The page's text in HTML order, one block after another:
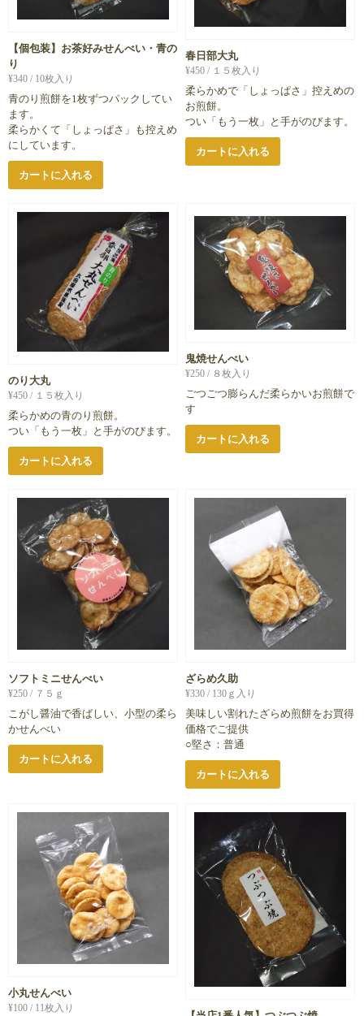
【個包装】お茶好みせんべい・青の
り
¥340 / 10枚入り
青のり煎餅を1枚ずつパックしてい
ます。
柔らかくて「しょっぱさ」も控えめ
にしています。
カートに入れる
春日部大丸
¥450 / １５枚入り
柔らかめで「しょっぱさ」控えめの
お煎餅。
つい「もう一枚」と手がのびます。
カートに入れる
のり大丸
¥450 / １５枚入り
柔らかめの青のり煎餅。
つい「もう一枚」と手がのびます。
カートに入れる
鬼焼せんべい
¥250 / ８枚入り
ごつごつ膨らんだ柔らかいお煎餅で
す
カートに入れる
ソフトミニせんべい
¥250 / ７５ｇ
こがし醤油で香ばしい、小型の柔ら
かせんべい
カートに入れる
ざらめ久助
¥330 / 130ｇ入り
美味しい割れたざらめ煎餅をお買得
価格でご提供
○堅さ：普通
カートに入れる
小丸せんべい
¥100 / 11枚入り